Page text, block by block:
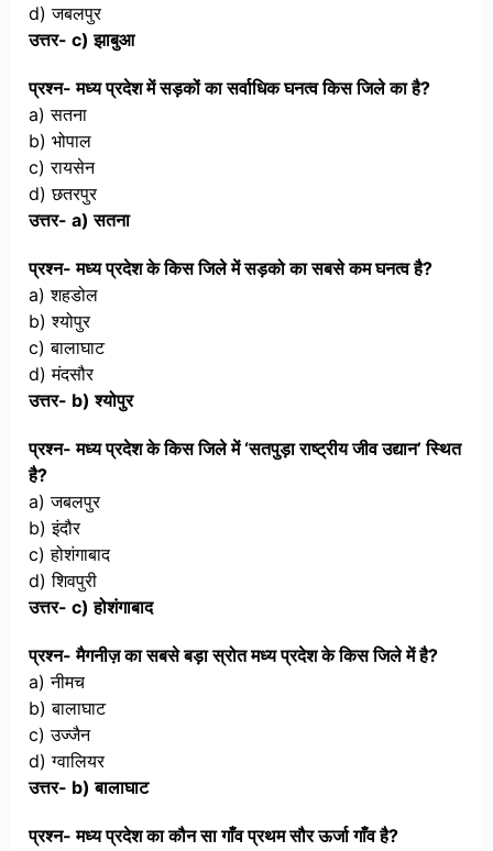
d) जबलपुर
उत्तर- c) झाबुआ
प्रश्न- मध्य प्रदेश में सड़कों का सर्वाधिक घनत्व किस जिले का है?
a) सतना
b) भोपाल
c) रायसेन
d) छतरपुर
उत्तर- a) सतना
प्रश्न- मध्य प्रदेश के किस जिले में सड़को का सबसे कम घनत्व है?
a) शहडोल
b) श्योपुर
c) बालाघाट
d) मंदसौर
उत्तर- b) श्योपुर
प्रश्न- मध्य प्रदेश के किस जिले में ‘सतपुड़ा राष्ट्रीय जीव उद्यान’ स्थित
है?
a) जबलपुर
b) इंदौर
c) होशंगाबाद
d) शिवपुरी
उत्तर- c) होशंगाबाद
प्रश्न- मैगनीज़ का सबसे बड़ा स्रोत मध्य प्रदेश के किस जिले में है?
a) नीमच
b) बालाघाट
c) उज्जैन
d) ग्वालियर
उत्तर- b) बालाघाट
प्रश्न- मध्य प्रदेश का कौन सा गाँव प्रथम सौर ऊर्जा गाँव है?